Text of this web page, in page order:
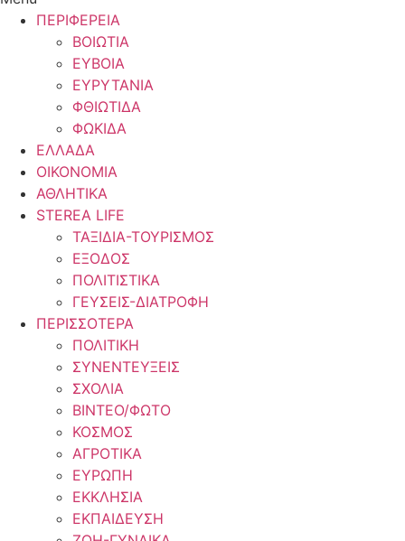
ΠΕΡΙΦΕΡΕΙΑ
ΒΟΙΩΤΙΑ
ΕΥΒΟΙΑ
ΕΥΡΥΤΑΝΙΑ
ΦΘΙΩΤΙΔΑ
ΦΩΚΙΔΑ
ΕΛΛΑΔΑ
ΟΙΚΟΝΟΜΙΑ
ΑΘΛΗΤΙΚΑ
STEREA LIFE
ΤΑΞΙΔΙΑ-ΤΟΥΡΙΣΜΟΣ
ΕΞΟΔΟΣ
ΠΟΛΙΤΙΣΤΙΚΑ
ΓΕΥΣΕΙΣ-ΔΙΑΤΡΟΦΗ
ΠΕΡΙΣΣΟΤΕΡΑ
ΠΟΛΙΤΙΚΗ
ΣΥΝΕΝΤΕΥΞΕΙΣ
ΣΧΟΛΙΑ
ΒΙΝΤΕΟ/ΦΩΤΟ
ΚΟΣΜΟΣ
ΑΓΡΟΤΙΚΑ
ΕΥΡΩΠΗ
ΕΚΚΛΗΣΙΑ
ΕΚΠΑΙΔΕΥΣΗ